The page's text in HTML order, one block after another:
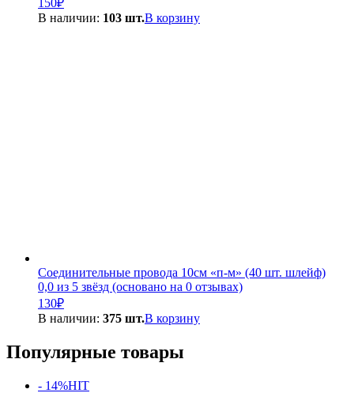
150₽
В наличии: 103 шт.В корзину
Соединительные провода 10см «п-м» (40 шт. шлейф)
0,0 из 5 звёзд (основано на 0 отзывах)
130₽
В наличии: 375 шт.В корзину
Популярные товары
- 14%HIT